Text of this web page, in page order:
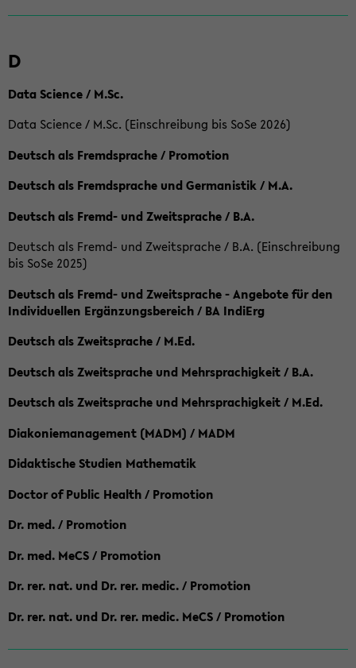
D
Data Science / M.Sc.
Data Science / M.Sc. (Einschreibung bis SoSe 2026)
Deutsch als Fremdsprache / Promotion
Deutsch als Fremdsprache und Germanistik / M.A.
Deutsch als Fremd- und Zweitsprache / B.A.
Deutsch als Fremd- und Zweitsprache / B.A. (Einschreibung
bis SoSe 2025)
Deutsch als Fremd- und Zweitsprache - Angebote für den
Individuellen Ergänzungsbereich / BA IndiErg
Deutsch als Zweitsprache / M.Ed.
Deutsch als Zweitsprache und Mehrsprachigkeit / B.A.
Deutsch als Zweitsprache und Mehrsprachigkeit / M.Ed.
Diakoniemanagement (MADM) / MADM
Didaktische Studien Mathematik
Doctor of Public Health / Promotion
Dr. med. / Promotion
Dr. med. MeCS / Promotion
Dr. rer. nat. und Dr. rer. medic. / Promotion
Dr. rer. nat. und Dr. rer. medic. MeCS / Promotion